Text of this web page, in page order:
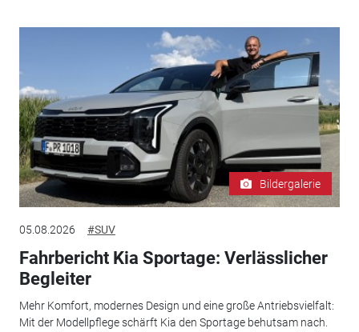
Bildergalerie
05.08.2026 #SUV
Fahrbericht Kia Sportage: Verlässlicher
Begleiter
Mehr Komfort, modernes Design und eine große Antriebsvielfalt:
Mit der Modellpflege schärft Kia den Sportage behutsam nach.